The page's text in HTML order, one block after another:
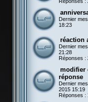
Dernier
18:23
réaction
Dernier
21:28
Réponses :
modifier
réponse
Dernier
2015 15:19
Réponses :